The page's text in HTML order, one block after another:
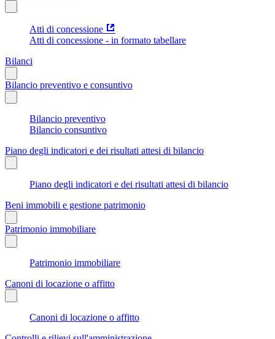
Atti di concessione
Atti di concessione - in formato tabellare
Bilanci
Bilancio preventivo e consuntivo
Bilancio preventivo
Bilancio consuntivo
Piano degli indicatori e dei risultati attesi di bilancio
Piano degli indicatori e dei risultati attesi di bilancio
Beni immobili e gestione patrimonio
Patrimonio immobiliare
Patrimonio immobiliare
Canoni di locazione o affitto
Canoni di locazione o affitto